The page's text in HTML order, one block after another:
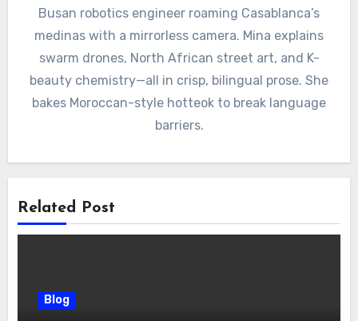
Busan robotics engineer roaming Casablanca’s
medinas with a mirrorless camera. Mina explains
swarm drones, North African street art, and K-
beauty chemistry—all in crisp, bilingual prose. She
bakes Moroccan-style hotteok to break language
barriers.
Related Post
Blog